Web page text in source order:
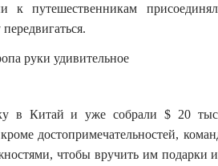
путешественникам
в Китай и уже собрали $ 20
достопримечательностей,
чтобы вручить им подарки